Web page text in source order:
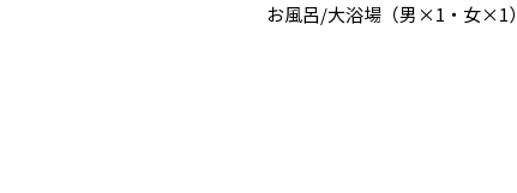
お風呂/大浴場（男×1・女